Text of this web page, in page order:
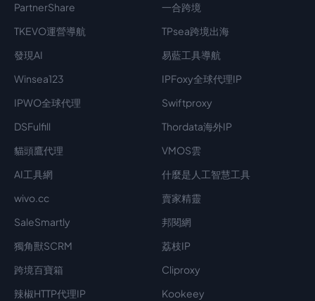
PartnerShare
一合跨境
TKEVO運營導航
TPsea跨境出海
發現AI
易藍工具導航
Winsea123
IPFoxy全球代理IP
IPWO全球代理
Swiftproxy
DSFulfill
Thordata海外IP
貓頭鷹代理
VMOS雲
AI工具網
什麼是人工智慧工具
wivo.cc
賣家精靈
SaleSmartly
邦閱網
獨角獸SCRM
荔枝IP
跨境百寶箱
Cliproxy
辣椒HTTP代理IP
Kookeey